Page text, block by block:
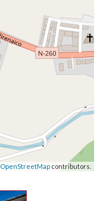
OpenStreetMap contributors.